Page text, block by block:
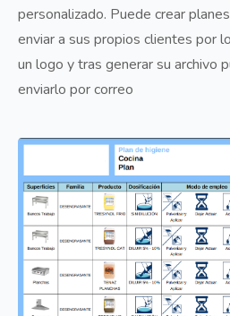
personalizado. Puede crear
enviar a sus propios clientes por
un logo y tras generar su archivo
enviarlo por correo